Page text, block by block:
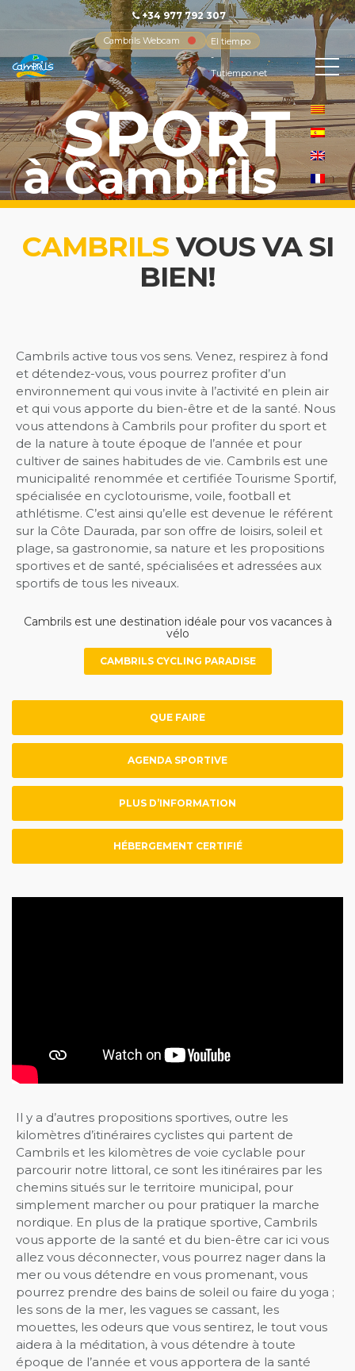
+34 977 792 307
Cambrils Webcam
El tiempo
-
Tutiempo.net
SPORT
à Cambrils
CAMBRILSVOUS VA SI
BIEN!
Cambrils active tous vos sens. Venez, respirez à fond
et détendez-vous, vous pourrez profiter d’un
environnement qui vous invite à l’activité en plein air
et qui vous apporte du bien-être et de la santé. Nous
vous attendons à Cambrils pour profiter du sport et
de la nature à toute époque de l’année et pour
cultiver de saines habitudes de vie. Cambrils est une
municipalité renommée et certifiée Tourisme Sportif,
spécialisée en cyclotourisme, voile, football et
athlétisme. C’est ainsi qu’elle est devenue le référent
sur la Côte Daurada, par son offre de loisirs, soleil et
plage, sa gastronomie, sa nature et les propositions
sportives et de santé, spécialisées et adressées aux
sportifs de tous les niveaux.
Cambrils est une destination idéale pour vos vacances à
vélo
CAMBRILS CYCLING PARADISE
QUE FAIRE
AGENDA SPORTIVE
PLUS D’INFORMATION
HÉBERGEMENT CERTIFIÉ
Il y a d’autres propositions sportives, outre les
kilomètres d’itinéraires cyclistes qui partent de
Cambrils et les kilomètres de voie cyclable pour
parcourir notre littoral, ce sont les itinéraires par les
chemins situés sur le territoire municipal, pour
simplement marcher ou pour pratiquer la marche
nordique. En plus de la pratique sportive, Cambrils
vous apporte de la santé et du bien-être car ici vous
allez vous déconnecter, vous pourrez nager dans la
mer ou vous détendre en vous promenant, vous
pourrez prendre des bains de soleil ou faire du yoga ;
les sons de la mer, les vagues se cassant, les
mouettes, les odeurs que vous sentirez, le tout vous
aidera à la méditation, à vous détendre à toute
époque de l’année et vous apportera de la santé